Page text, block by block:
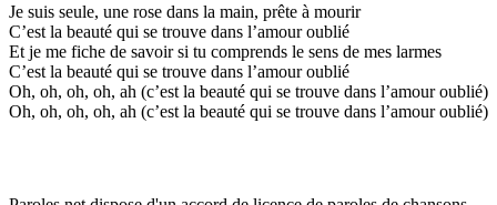
Je suis seule, une rose dans la main, prête à mourir
C’est la beauté qui se trouve dans l’amour oublié
Et je me fiche de savoir si tu comprends le sens de mes larmes
C’est la beauté qui se trouve dans l’amour oublié
Oh, oh, oh, oh, ah (c’est la beauté qui se trouve dans l’amour oublié)
Oh, oh, oh, oh, ah (c’est la beauté qui se trouve dans l’amour oublié)